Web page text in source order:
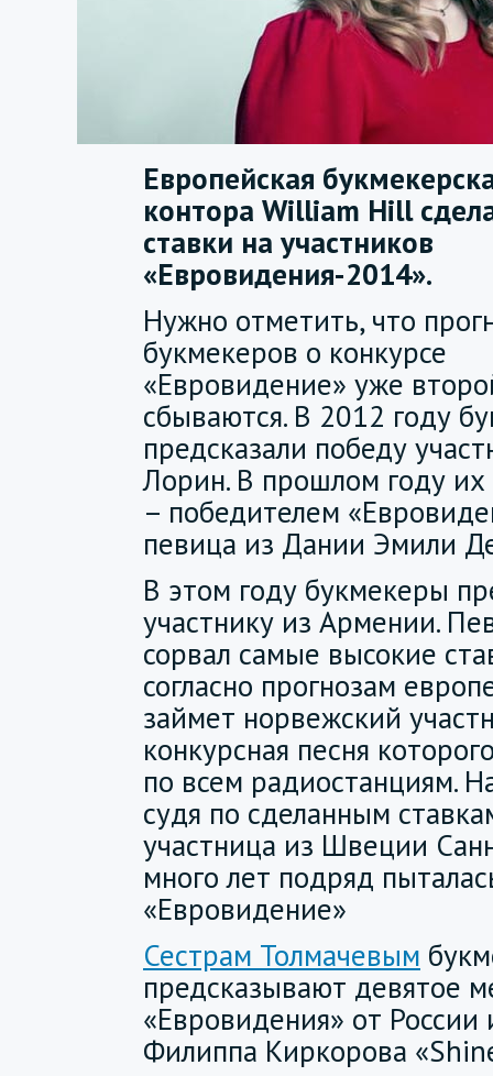
Европейская
контора William Hill
ставки на участников
«Евровидения-2014».
Нужно отметить, что
букмекеров о конкурсе
«Евровидение» уже
сбываются. В 2012 году
предсказали победу
Лорин. В прошлом году их
– победителем
певица из Дании Эмили
В этом году букмекеры
участнику из Армении.
сорвал самые высокие
согласно прогнозам
займет норвежский
конкурсная песня
по всем радиостанциям.
судя по сделанным
участница из Швеции
много лет подряд
«Евровидение»
Сестрам Толмачевым
предсказывают девятое
«Евровидения» от России
Филиппа Киркорова